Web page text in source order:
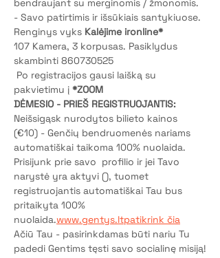
bendraujant su merginomis / žmonomis.
- Savo patirtimis ir išsūkiais santykiuose.
Renginys vyks Kalėjime ironline*
107 Kamera, 3 korpusas. Pasiklydus
skambinti 860730525
pakvietimu į *ZOOM
DĖMESIO - PRIEŠ REGISTRUOJANTIS:
Neišsigąsk nurodytos bilieto kainos
(€10) - Genčių bendruomenės nariams
automatiškai taikoma 100% nuolaida.
Prisijunk prie savo profilio ir jei Tavo
narystė yra aktyvi (), tuomet
registruojantis automatiškai Tau bus
pritaikyta 100%
nuolaida.www.gentys.ltpatikrink čia
Ačiū Tau - pasirinkdamas būti nariu Tu
padedi Gentims tęsti savo socialinę misiją!